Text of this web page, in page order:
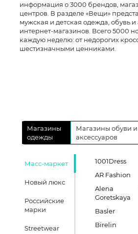
информация о 3000 брендов,
центров. В разделе «Вещи»
мужская и детская одежда, обувь и
интернет-магазинов. Всего 5000
каждую неделю: от недорогих
шестизначными ценниками.
Магазины
одежды
Магазины обуви и
аксессуаров
Масс-маркет
Новый люкс
Российские
марки
Streetwear
1001Dress
AR Fashion
Alena
Goretskaya
Basler
Birelin